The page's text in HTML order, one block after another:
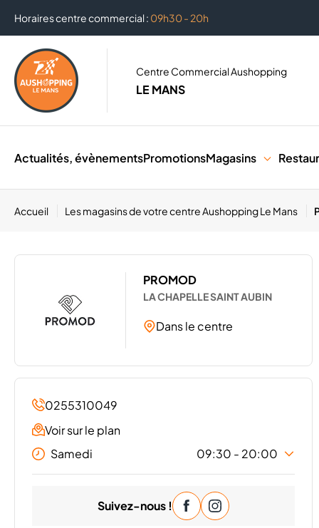
Horaires centre commercial : 09h30 - 20h
Centre Commercial Aushopping
LE MANS
Actualités, évènementsPromotionsMagasins
Accueil Les magasins de votre centre Aushopping Le Mans
PROMOD
LA CHAPELLE SAINT AUBIN
Dans le centre
0255310049
Voir sur le plan
Samedi
09:30 - 20:00
09:30 - 20:00
09:30 - 20:00
Suivez-nous !